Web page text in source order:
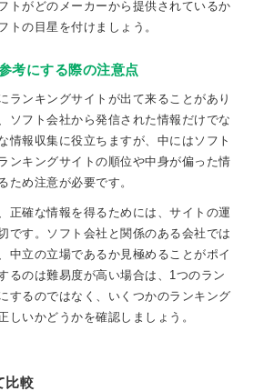
トがどのメーカーから提供されているか
トの目星を付けましょう。
考にする際の注意点
ランキングサイトが出て来ることがあり
ソフト会社から発信された情報だけでな
情報収集に役立ちますが、中にはソフト
ンキングサイトの順位や中身が偏った情
ため注意が必要です。
正確な情報を得るためには、サイトの運
です。ソフト会社と関係のある会社では
中立の立場であるか見極めることがポイ
るのは難易度が高い場合は、1つのラン
するのではなく、いくつかのランキング
しいかどうかを確認しましょう。
比較